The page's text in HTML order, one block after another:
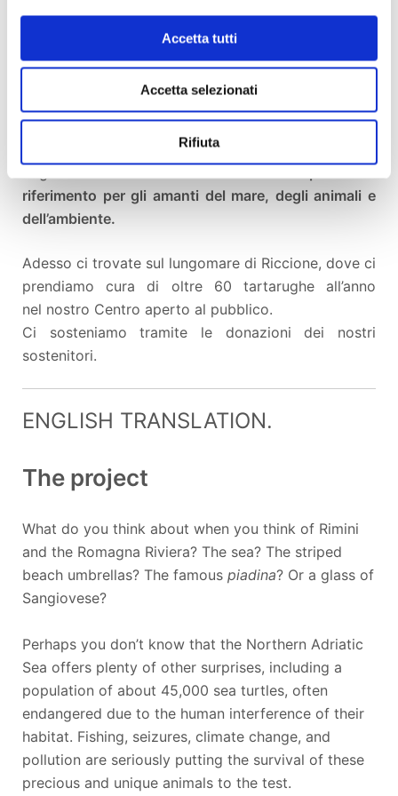
Accetta tutti
Accetta selezionati
Rifiuta
adriatico, attraverso attività di divulgazione,
educazione e conservazione, oltre che progetti
In collaborazione con il Club Nautico Rimini,
riferimento per gli amanti del mare, degli animali e
dell’ambiente.
Adesso ci trovate sul lungomare di Riccione, dove ci
prendiamo cura di oltre 60 tartarughe all’anno
nel nostro Centro aperto al pubblico.
Ci sosteniamo tramite le donazioni dei nostri
sostenitori.
ENGLISH TRANSLATION.
The project
What do you think about when you think of Rimini
and the Romagna Riviera? The sea? The striped
beach umbrellas? The famous piadina? Or a glass of
Sangiovese?
Perhaps you don’t know that the Northern Adriatic
Sea offers plenty of other surprises, including a
population of about 45,000 sea turtles, often
endangered due to the human interference of their
habitat. Fishing, seizures, climate change, and
pollution are seriously putting the survival of these
precious and unique animals to the test.